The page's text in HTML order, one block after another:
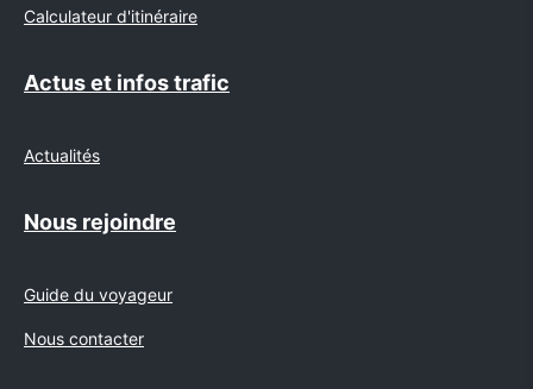
Calculateur d'itinéraire
Actus et infos trafic
Actualités
Nous rejoindre
Guide du voyageur
Nous contacter